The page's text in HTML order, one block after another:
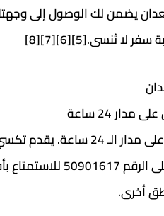
يضمن لك الوصول إلى
لا تُنسى.[5][6][7][8]
24 ساعة
يمكنك الآن الاعتماد على خدمة تكسي كويت كاب
سريعة وموثوقة لعملائه في جميع
أخرى.